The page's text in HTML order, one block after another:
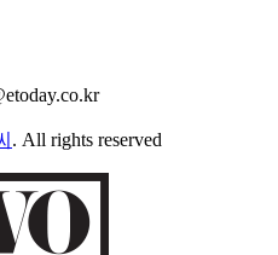
. All rights reserved